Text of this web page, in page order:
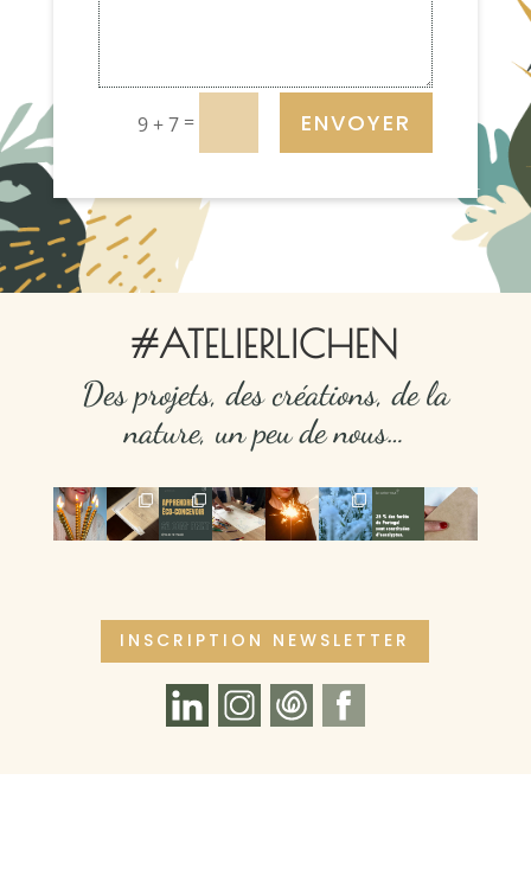
9 + 7 = ENVOYER
#ATELIERLICHEN
Des projets, des créations, de la
nature, un peu de nous…
INSCRIPTION NEWSLETTER